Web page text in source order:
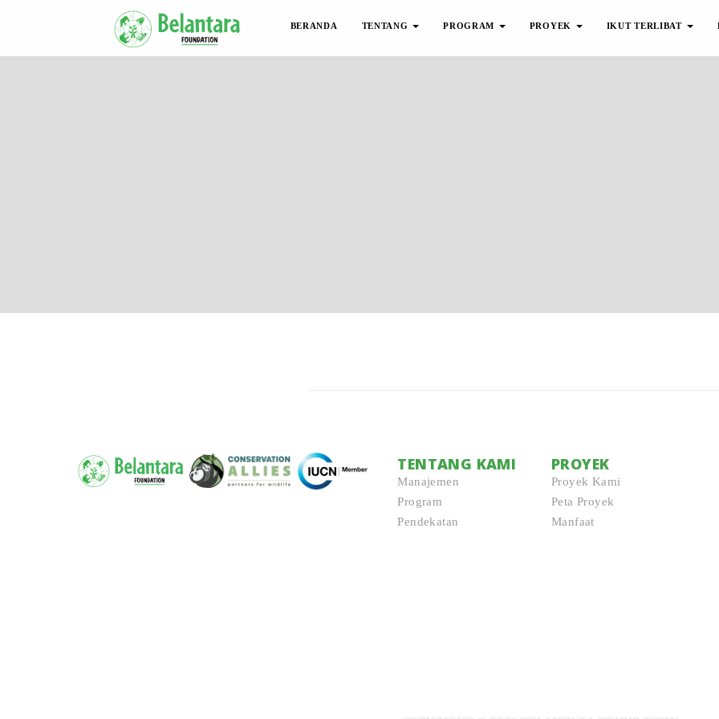
BERANDA TENTANG PROGRAM PROYEK IKUT TERLIBAT
TENTANG KAMI
Manajemen
Program
Pendekatan
PROYEK
Proyek Kami
Peta Proyek
Manfaat